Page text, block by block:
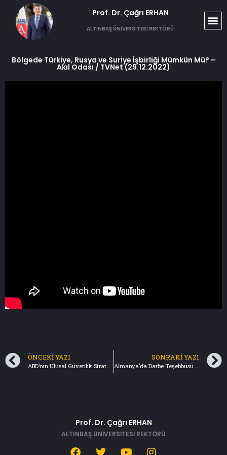
Prof. Dr. Çağrı ERHAN​
ALTINBAŞ ÜNİVERSİTESİ REKTÖRÜ
Bölgede Türkiye, Rusya ve Suriye İşbirliği Mümkün Mü? –
Akıl Odası / TVNet (29.12.2022)
ÖNCEKI YAZI SONRAKI YAZI
Prof. Dr. Çağrı ERHAN
ALTINBAŞ ÜNİVERSİTESİ REKTÖRÜ